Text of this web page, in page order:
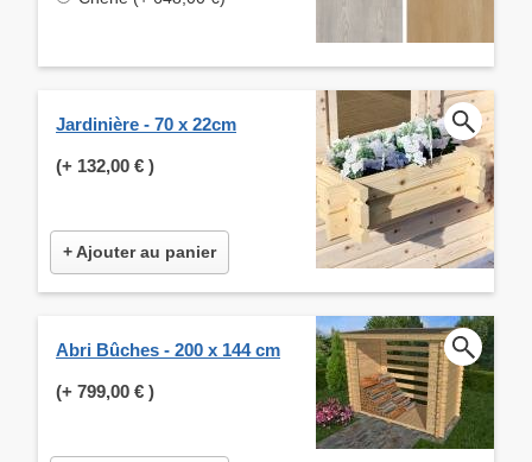
Jardinière - 70 x 22cm
(+ 132,00 € )
+ Ajouter au panier
Abri Bûches - 200 x 144 cm
(+ 799,00 € )